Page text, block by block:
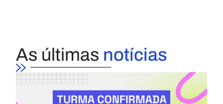
As últimas notícias